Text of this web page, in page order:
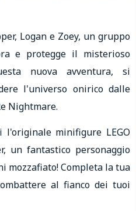
Logan e Zoey, un gruppo
e protegge il misterioso
nuova avventura, si
l'universo onirico dalle
Nightmare.
minifigure LEGO
un fantastico personaggio
mozzafiato! Completa la tua
al fianco dei tuoi